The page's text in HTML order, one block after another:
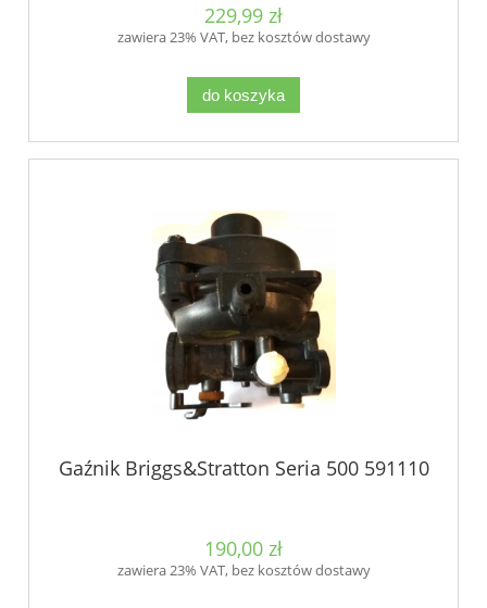
229,99 zł
zawiera 23% VAT, bez kosztów dostawy
do koszyka
Gaźnik Briggs&Stratton Seria 500 591110
190,00 zł
zawiera 23% VAT, bez kosztów dostawy